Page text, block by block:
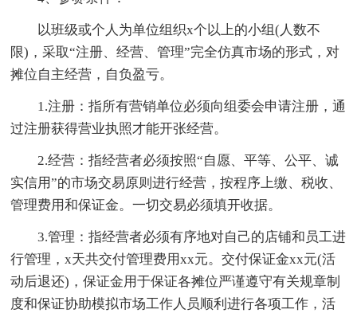
以班级或个人为单位组织x个以上的小组(人数不
限)，采取“注册、经营、管理”完全仿真市场的形式，对
摊位自主经营，自负盈亏。
1.注册：指所有营销单位必须向组委会申请注册，通
过注册获得营业执照才能开张经营。
2.经营：指经营者必须按照“自愿、平等、公平、诚
实信用”的市场交易原则进行经营，按程序上缴、税收、
管理费用和保证金。一切交易必须填开收据。
3.管理：指经营者必须有序地对自己的店铺和员工进
行管理，x天共交付管理费用xx元。交付保证金xx元(活
动后退还)，保证金用于保证各摊位严谨遵守有关规章制
度和保证协助模拟市场工作人员顺利进行各项工作，活